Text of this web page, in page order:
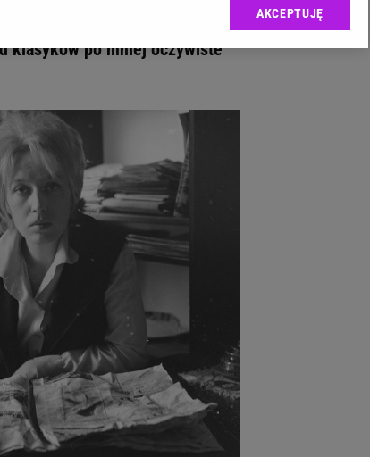
dawnych powiedzeń.
klasyków po mniej oczywiste
plików cookie Gazeta.pl sp. z o.o., jej
twoimi preferencjami dot. przetwarzania danych poprzez
do „Ustawień Zaawansowanych”. Zmiana ustawień
dane osobowe w następujących celach:
charakterystyki urządzenia do celów identyfikacji.
reklamy i treści, pomiar reklam i treści,
AKCEPTUJĘ